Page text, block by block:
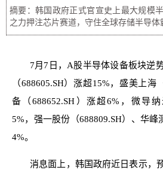
摘要：韩国政府正式官宣史上最大规模
之力押注芯片赛道，守住全球存储半导体
7月7日，A股半导体设备板块逆
（688605.SH）涨超15%，盛美上海
备（688652.SH）涨超6%，微导
5%，强一股份（688809.SH）、华峰
4%。
消息面上，韩国政府近日表示，